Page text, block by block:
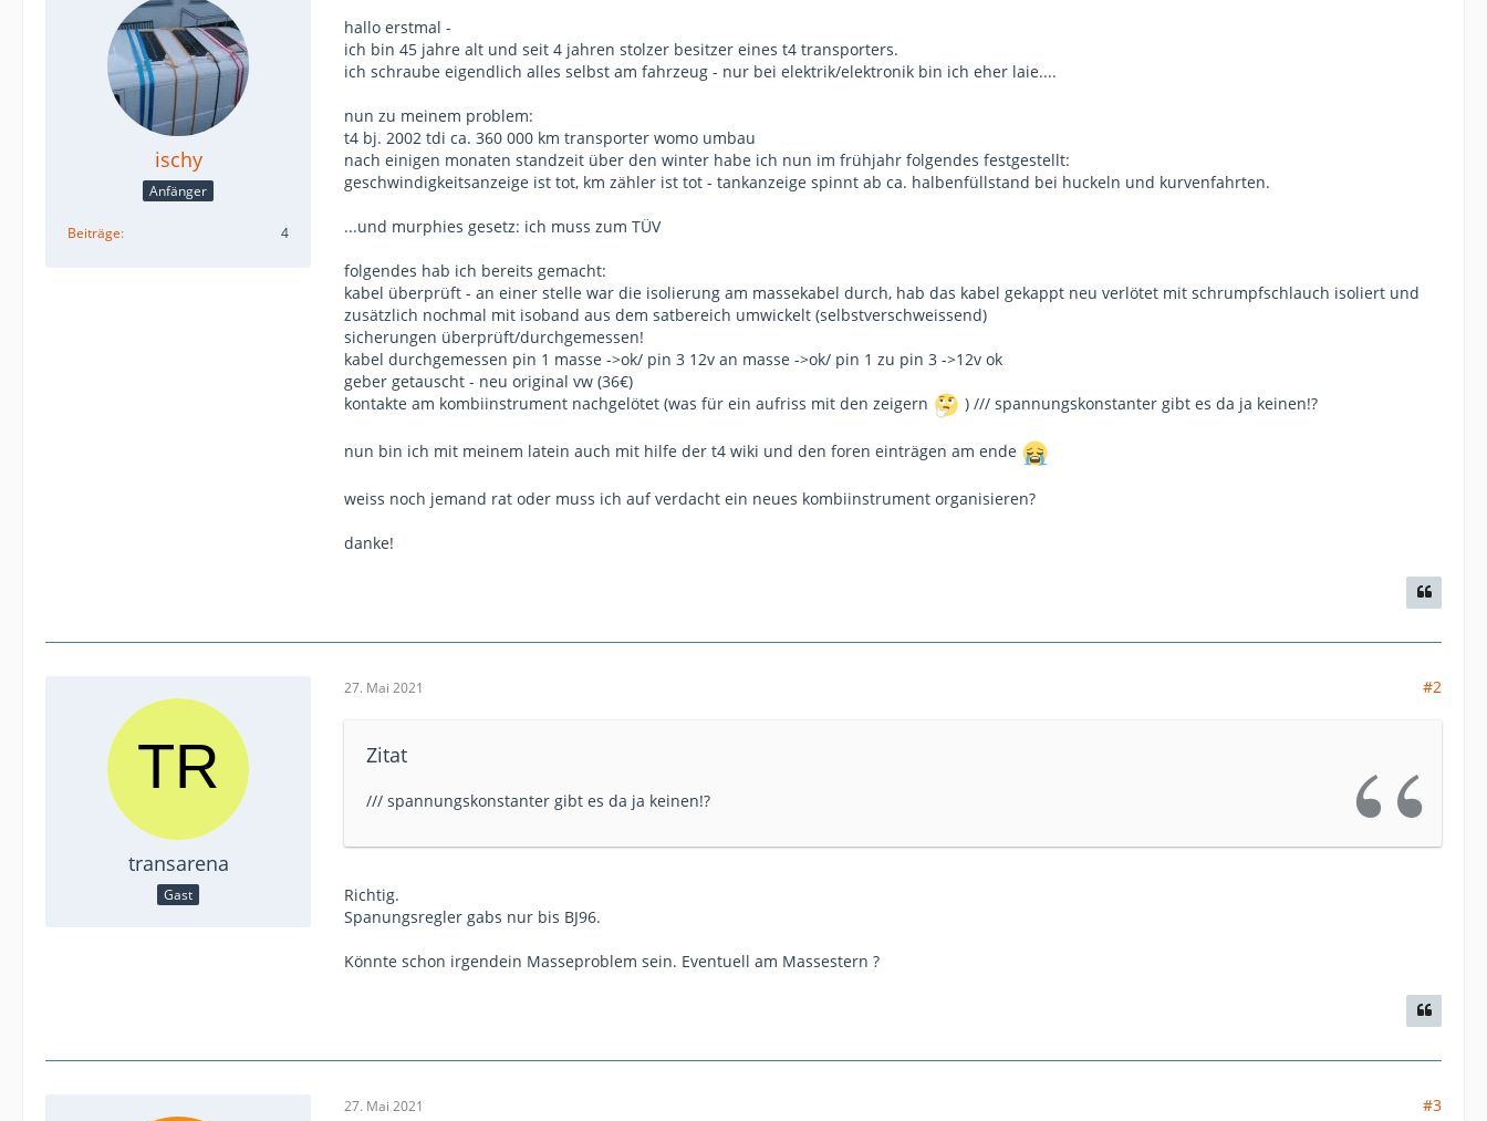
ischy
Anfänger
Beiträge 4
hallo erstmal -
ich bin 45 jahre alt und seit 4 jahren stolzer besitzer eines t4 transporters.
ich schraube eigendlich alles selbst am fahrzeug - nur bei elektrik/elektronik bin ich eher laie....
nun zu meinem problem:
t4 bj. 2002 tdi ca. 360 000 km transporter womo umbau
nach einigen monaten standzeit über den winter habe ich nun im frühjahr folgendes festgestellt:
geschwindigkeitsanzeige ist tot, km zähler ist tot - tankanzeige spinnt ab ca. halbenfüllstand bei huckeln und kurvenfahrten.
...und murphies gesetz: ich muss zum TÜV
folgendes hab ich bereits gemacht:
kabel überprüft - an einer stelle war die isolierung am massekabel durch, hab das kabel gekappt neu verlötet mit schrumpfschlauch isoliert und
zusätzlich nochmal mit isoband aus dem satbereich umwickelt (selbstverschweissend)
sicherungen überprüft/durchgemessen!
kabel durchgemessen pin 1 masse ->ok/ pin 3 12v an masse ->ok/ pin 1 zu pin 3 ->12v ok
geber getauscht - neu original vw (36€)
kontakte am kombiinstrument nachgelötet (was für ein aufriss mit den zeigern
) /// spannungskonstanter gibt es da ja keinen!?
nun bin ich mit meinem latein auch mit hilfe der t4 wiki und den foren einträgen am ende
weiss noch jemand rat oder muss ich auf verdacht ein neues kombiinstrument organisieren?
danke!
transarena
Gast
27. Mai 2021 #2
Zitat
/// spannungskonstanter gibt es da ja keinen!?
Richtig.
Spanungsregler gabs nur bis BJ96.
Könnte schon irgendein Masseproblem sein. Eventuell am Massestern ?
27. Mai 2021 #3